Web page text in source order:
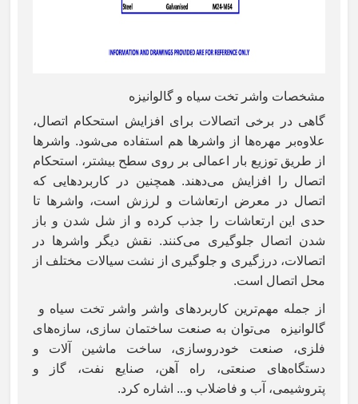
مشخصات واشر تخت سیاه و گالوانیزه
گاهی در برخی اتصالات برای افزایش استحکام اتصال،
علاوه‌بر مهره‌ها از واشرها هم استفاده می‌شود. واشرها
از طریق توزیع بار اعمالی بر روی سطح بیشتر، استحکام
اتصال را افزایش می‌دهند. همچنین در کاربردهایی که
اتصال در معرض ارتعاشات و لرزش است، واشرها تا
حدی این ارتعاشات را جذب کرده و از شل شدن و باز
شدن اتصال جلوگیری می‌کنند. نقش دیگر واشرها در
اتصالات، درزگیری و جلوگیری از نشت سیالات مختلف از
محل اتصال است.
از جمله مهم‌ترین کاربردهای واشر واشر تخت سیاه و
گالوانیزه می‌توان به صنعت ساختمان سازی، سازه‌های
فلزی، صنعت خودروسازی، ساخت ماشین آلات و
دستگاه‌های صنعتی، راه آهن، صنایع نفت، گاز و
پتروشیمی، آب و فاضلاب و... اشاره کرد.